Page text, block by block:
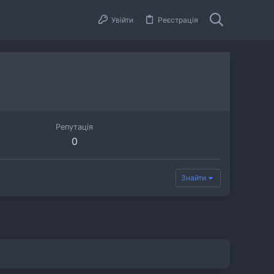
Увійти Реєстрація
Репутація
0
Знайти